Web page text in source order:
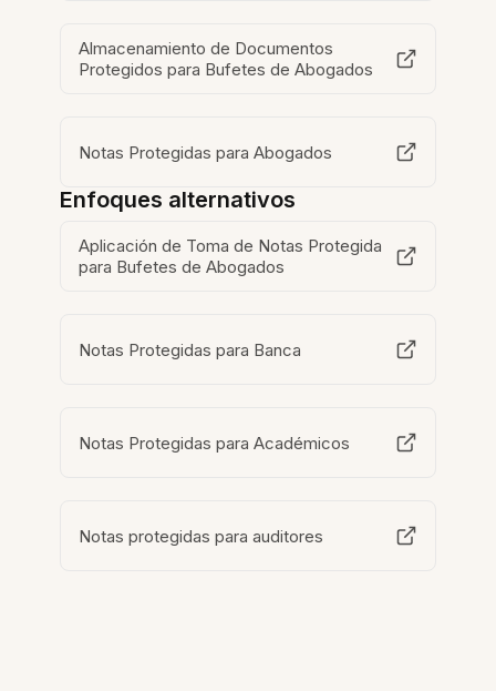
Almacenamiento de Documentos
Protegidos para Bufetes de Abogados
Notas Protegidas para Abogados
Enfoques alternativos
Aplicación de Toma de Notas Protegida
para Bufetes de Abogados
Notas Protegidas para Banca
Notas Protegidas para Académicos
Notas protegidas para auditores